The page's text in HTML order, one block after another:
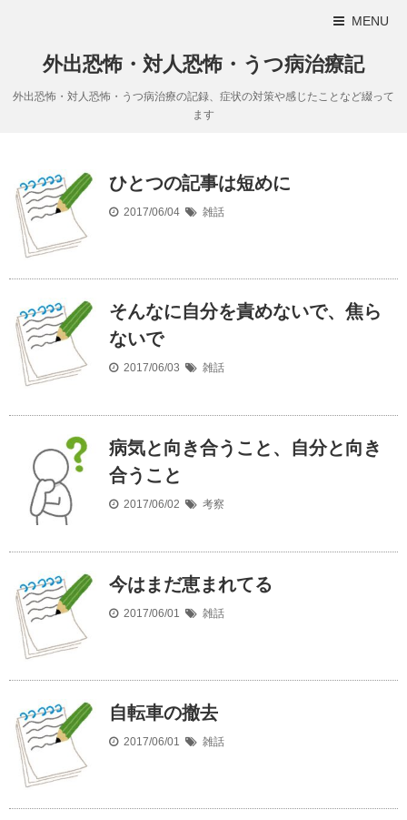
MENU
外出恐怖・対人恐怖・うつ病治療記
外出恐怖・対人恐怖・うつ病治療の記録、症状の対策や感じたことなど綴って
ます
ひとつの記事は短めに
2017/06/04 雑話
そんなに自分を責めないで、焦ら
ないで
2017/06/03 雑話
病気と向き合うこと、自分と向き
合うこと
2017/06/02 考察
今はまだ恵まれてる
2017/06/01 雑話
自転車の撤去
2017/06/01 雑話